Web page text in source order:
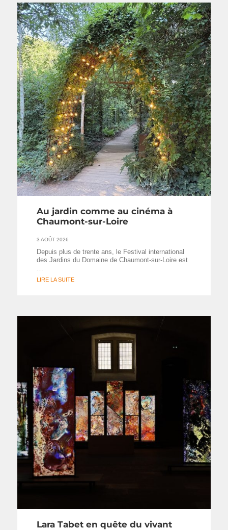
Au jardin comme au cinéma à
Chaumont-sur-Loire
3 AOÛT 2026
Depuis plus de trente ans, le Festival international
des Jardins du Domaine de Chaumont-sur-Loire est
LIRE LA SUITE
Lara Tabet en quête du vivant